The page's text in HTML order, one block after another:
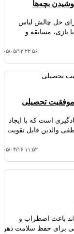
بچه‌ها
حل چالش لباس
بازی، مسابقه و
۱۴۰۵/۰۵/۱۲
موفقیت تحصیلی
است که با ایجاد
والدین قابل تقویت
۱۴۰۵/۰۴/۱۶
باعث اضطراب و
برای حفظ سلامت ذهن